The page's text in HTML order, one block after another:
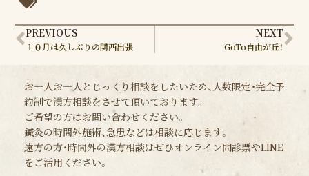
Prev
PREVIOUS
１０月は久しぶりの関西出張
NEXT
GoTo自由が丘！
お一人お一人とじっくり相談をしたいため、人数限定・完全予
約制で漢方相談をさせて頂いております。
ご希望の方はお問い合わせください。
鍼灸の時間外施術、急患などは相談に応じます。
遠方の方・時間外の漢方相談はぜひオンライン問診票やLINE
をご活用ください。